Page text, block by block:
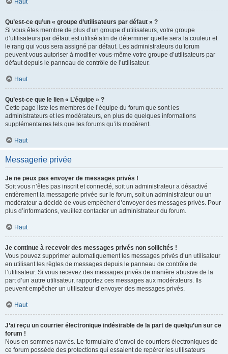
Haut
Qu’est-ce qu’un « groupe d’utilisateurs par défaut » ?
Si vous êtes membre de plus d’un groupe d’utilisateurs, votre groupe
d’utilisateurs par défaut est utilisé afin de déterminer quelle sera la couleur et
le rang qui vous sera assigné par défaut. Les administrateurs du forum
peuvent vous autoriser à modifier vous-même votre groupe d’utilisateurs par
défaut depuis le panneau de contrôle de l’utilisateur.
Haut
Qu’est-ce que le lien « L’équipe » ?
Cette page liste les membres de l’équipe du forum que sont les
administrateurs et les modérateurs, en plus de quelques informations
supplémentaires tels que les forums qu’ils modèrent.
Haut
Messagerie privée
Je ne peux pas envoyer de messages privés !
Soit vous n’êtes pas inscrit et connecté, soit un administrateur a désactivé
entièrement la messagerie privée sur le forum, soit un administrateur ou un
modérateur a décidé de vous empêcher d’envoyer des messages privés. Pour
plus d’informations, veuillez contacter un administrateur du forum.
Haut
Je continue à recevoir des messages privés non sollicités !
Vous pouvez supprimer automatiquement les messages privés d’un utilisateur
en utilisant les règles de messages depuis le panneau de contrôle de
l’utilisateur. Si vous recevez des messages privés de manière abusive de la
part d’un autre utilisateur, rapportez ces messages aux modérateurs. Ils
peuvent empêcher un utilisateur d’envoyer des messages privés.
Haut
J’ai reçu un courrier électronique indésirable de la part de quelqu’un sur ce
forum !
Nous en sommes navrés. Le formulaire d’envoi de courriers électroniques de
ce forum possède des protections qui essaient de repérer les utilisateurs